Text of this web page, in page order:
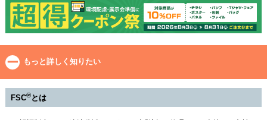
もっと詳しく知りたい
FSC®とは